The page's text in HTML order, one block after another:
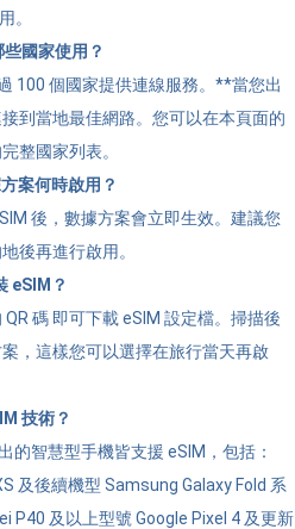
。
國家使用？
100 個國家提供連線服務。**當您出
到當地最佳網路。您可以在本頁面的
整國家列表。
案何時啟用？
後，數據方案會立即生效。建議您
後再進行啟用。
eSIM？
碼 即可下載 eSIM 設定檔。掃描後
，這樣您可以選擇在旅行當天再啟
技術？
的智慧型手機皆支援 eSIM，包括：
及後續機型 Samsung Galaxy Fold 系
P40 及以上型號 Google Pixel 4 及更新